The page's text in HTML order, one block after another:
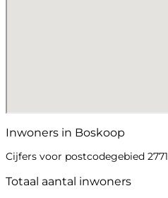
Inwoners in Boskoop
Cijfers voor postcodegebied 2771
Totaal aantal inwoners